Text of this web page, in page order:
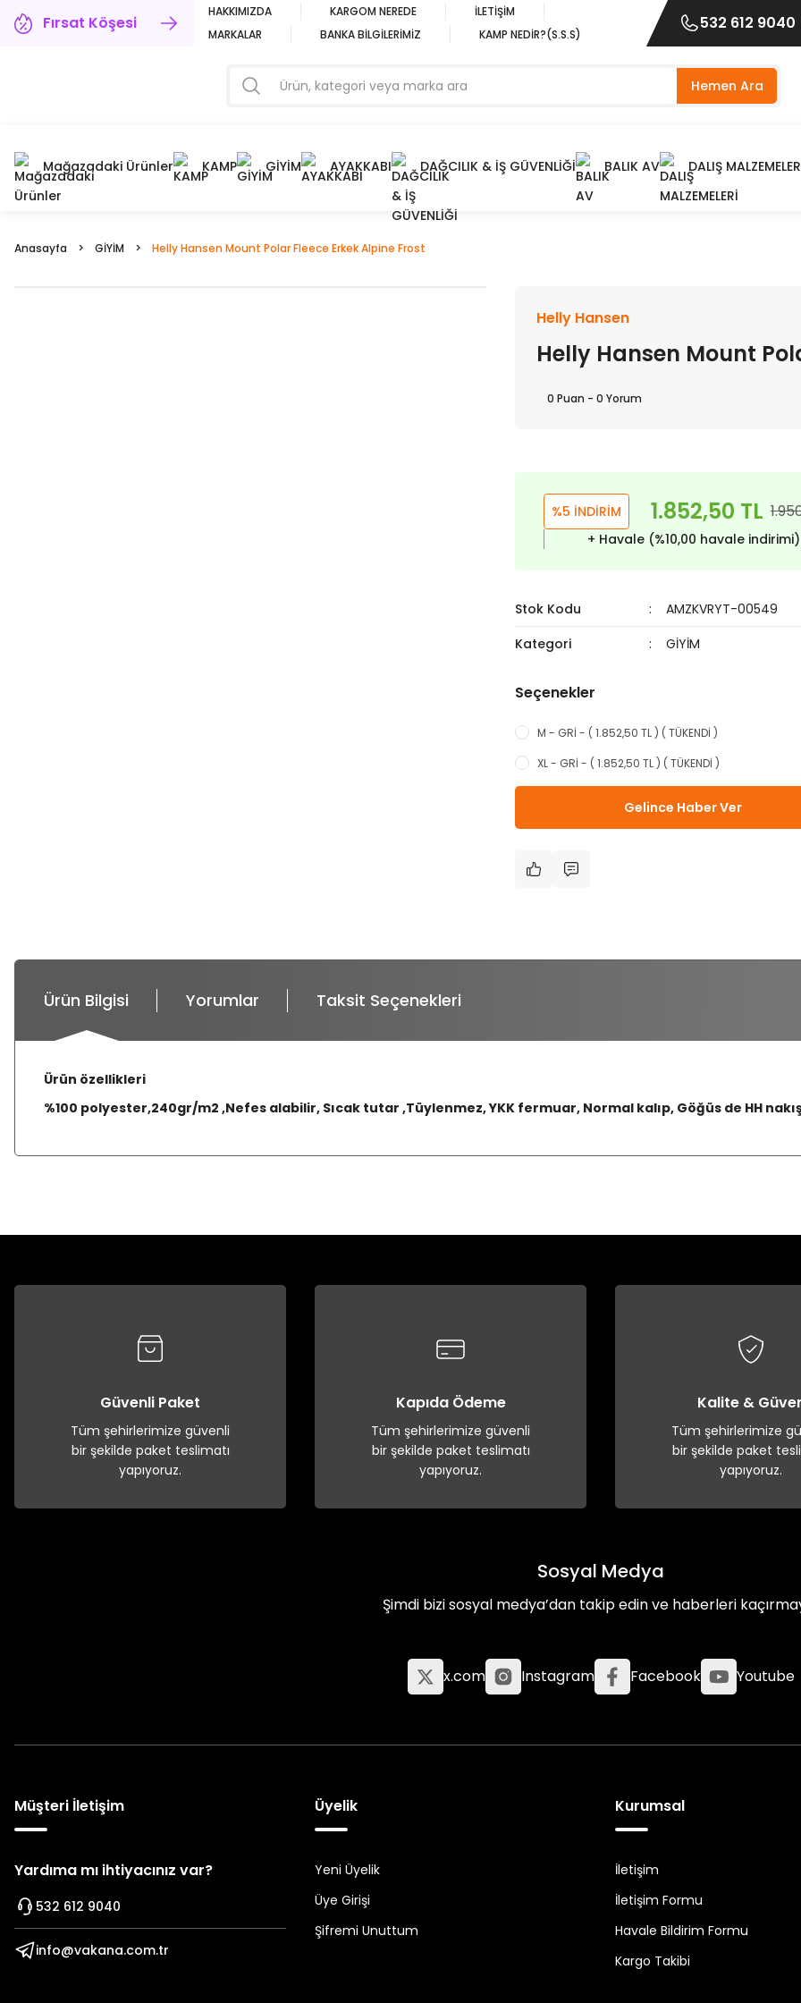
Fırsat Köşesi
HAKKIMIZDA KARGOM NEREDE
İLETİŞİM
MARKALAR
BANKA BİLGİLERİMİZ KAMP NEDİR?(S.S.S)
532 612 9040
Hemen Ara
Mağazadaki Ürünler KAMP GİYİM AYAKKABI DAĞCILIK & İŞ GÜVENLİĞİ BALIK AV DALIŞ
Anasayfa GİYİM Helly Hansen Mount Polar Fleece Erkek Alpine Frost
Helly Hansen
Helly Hansen Mount
0 Puan - 0 Yorum
%5 İNDİRİM 1.852,50 TL
+ Havale (%10,00 havale indirimi)
Stok Kodu
AMZKVRYT-00549
Kategori
GİYİM
Seçenekler
M - GRİ - ( 1.852,50 TL ) ( TÜKENDİ )
XL - GRİ - ( 1.852,50 TL ) ( TÜKENDİ )
Gelince Haber Ver
Ürün Bilgisi Yorumlar Taksit Seçenekleri
Ürün özellikleri
%100 polyester,240gr/m2 ,Nefes alabilir, Sıcak tutar ,Tüylenmez, YKK fermuar, Normal kalıp, Göğüs de HH
Güvenli Paket
Tüm şehirlerimize güvenli
bir şekilde paket teslimatı
yapıyoruz.
Kapıda Ödeme
Tüm şehirlerimize güvenli
bir şekilde paket teslimatı
yapıyoruz.
Kalite &
Tüm şehirlerimize
bir şekilde paket
yapıyoruz.
Sosyal Medya
Şimdi bizi sosyal medya’dan takip edin ve haberleri
x.com Instagram Facebook Youtube
Müşteri İletişim
Yardıma mı ihtiyacınız var?
532 612 9040
info@vakana.com.tr
Üyelik
Yeni Üyelik
Üye Girişi
Şifremi Unuttum
Kurumsal
İletişim
İletişim Formu
Havale Bildirim Formu
Kargo Takibi